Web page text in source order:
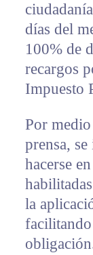
días del
100% de
recargos
Impuesto
Por
prensa,
hacerse
la